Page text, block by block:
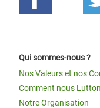
Qui sommes-nous ?
Nos Valeurs et nos
Comment nous
Notre Organisation